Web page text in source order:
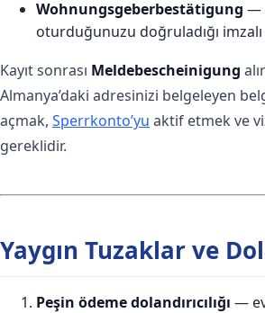
Wohnungsgeberbestätigung —
oturduğunuzu doğruladığı
Kayıt sonrası Meldebescheinigung
Almanya’daki adresinizi belgeleyen
açmak, Sperrkonto’yu aktif etmek ve
gereklidir.
Yaygın Tuzaklar ve
Peşin ödeme dolandırıcılığı —